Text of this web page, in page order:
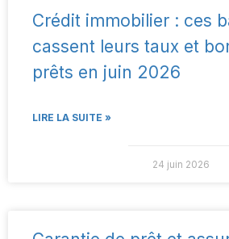
Crédit immobilier : ces
cassent leurs taux et
prêts en juin 2026
LIRE LA SUITE »
24 juin 2026